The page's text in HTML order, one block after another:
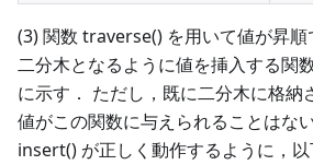
(3) 関数 traverse() を用いて値が昇
二分木となるように値を挿入する関
に示す． ただし，既に二分木に格納
値がこの関数に与えられることはな
insert() が正しく動作するように，